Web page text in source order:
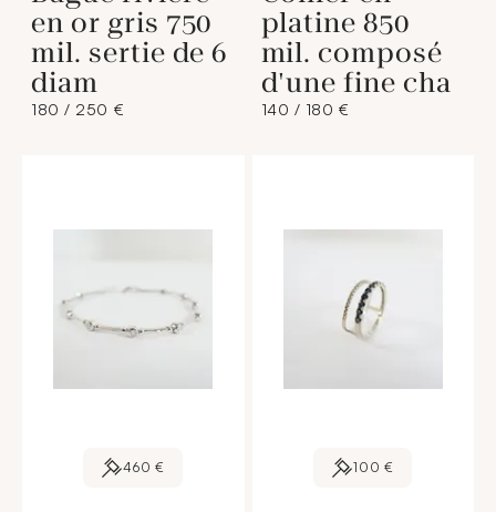
en or gris 750
mil. sertie de 6
diam
180 / 250 €
platine 850
mil. composé
d'une fine cha
140 / 180 €
460 € 100 €